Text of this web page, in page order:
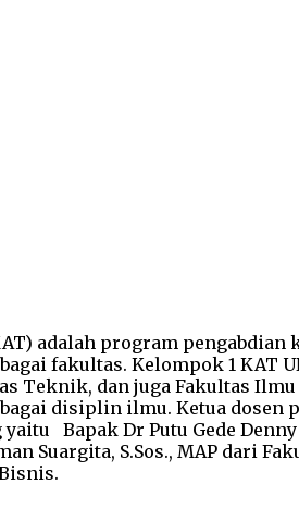
adalah program pengabdian
fakultas. Kelompok 1 KAT
Teknik, dan juga Fakultas
disiplin ilmu. Ketua dosen
Bapak Dr Putu Gede
Suargita, S.Sos., MAP dari